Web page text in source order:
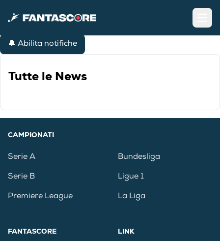
🔔 Abilita notifiche
Tutte le News
CAMPIONATI
Serie A
Serie B
Premiere League
Bundesliga
Ligue 1
La Liga
FANTASCORE LINK